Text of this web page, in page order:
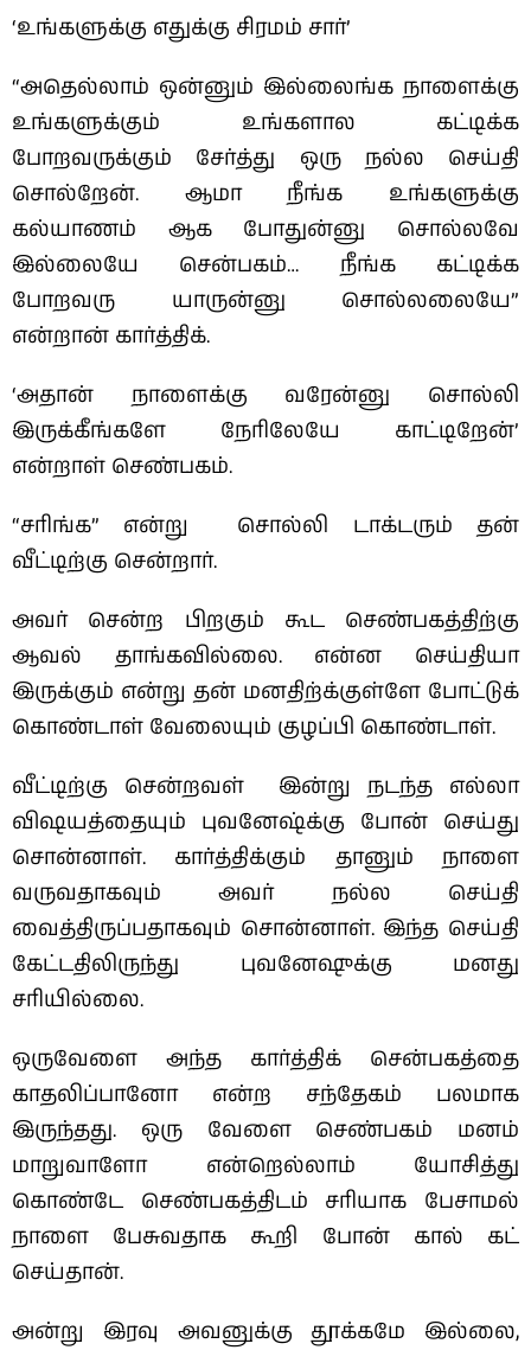
‘உங்களுக்கு எதுக்கு சிரமம் சார்’
“அதெல்லாம் ஒன்னும் இல்லைங்க நாளைக்கு
உங்களுக்கும் உங்களால கட்டிக்க
போறவருக்கும் சேர்த்து ஒரு நல்ல செய்தி
சொல்றேன். ஆமா நீங்க உங்களுக்கு
கல்யாணம் ஆக போதுன்னு சொல்லவே
இல்லையே சென்பகம்… நீங்க கட்டிக்க
போறவரு யாருன்னு சொல்லலையே”
என்றான் கார்த்திக்.
‘அதான் நாளைக்கு வரேன்னு சொல்லி
இருக்கீங்களே நேரிலேயே காட்டிறேன்’
என்றாள் செண்பகம்.
“சரிங்க” என்று சொல்லி டாக்டரும் தன்
வீட்டிற்கு சென்றார்.
அவர் சென்ற பிறகும் கூட செண்பகத்திற்கு
ஆவல் தாங்கவில்லை. என்ன செய்தியா
இருக்கும் என்று தன் மனதிற்க்குள்ளே போட்டுக்
கொண்டாள் வேலையும் குழப்பி கொண்டாள்.
வீட்டிற்கு சென்றவள் இன்று நடந்த எல்லா
விஷயத்தையும் புவனேஷ்க்கு போன் செய்து
சொன்னாள். கார்த்திக்கும் தானும் நாளை
வருவதாகவும் அவர் நல்ல செய்தி
வைத்திருப்பதாகவும் சொன்னாள். இந்த செய்தி
கேட்டதிலிருந்து புவனேஷுக்கு மனது
சரியில்லை.
ஒருவேளை அந்த கார்த்திக் சென்பகத்தை
காதலிப்பானோ என்ற சந்தேகம் பலமாக
இருந்தது. ஒரு வேளை செண்பகம் மனம்
மாறுவாளோ என்றெல்லாம் யோசித்து
கொண்டே செண்பகத்திடம் சரியாக பேசாமல்
நாளை பேசுவதாக கூறி போன் கால் கட்
செய்தான்.
அன்று இரவு அவனுக்கு தூக்கமே இல்லை,